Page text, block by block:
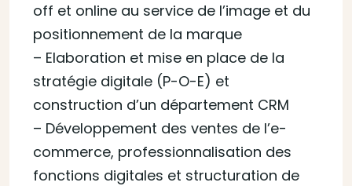
off et online au service de l’image et du
positionnement de la marque
– Elaboration et mise en place de la
stratégie digitale (P-O-E) et
construction d’un département CRM
– Développement des ventes de l’e-
commerce, professionnalisation des
fonctions digitales et structuration de